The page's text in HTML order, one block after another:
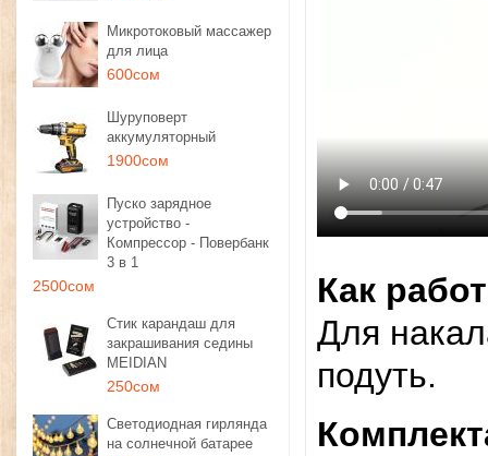
Микротоковый массажер
для лица
600сом
Шуруповерт
аккумуляторный
1900сом
Пуско зарядное
устройство -
Компрессор - Повербанк
3 в 1
2500сом
Стик карандаш для
закрашивания седины
MEIDIAN
250сом
Светодиодная гирлянда
на солнечной батарее
Как
Для
подуть.